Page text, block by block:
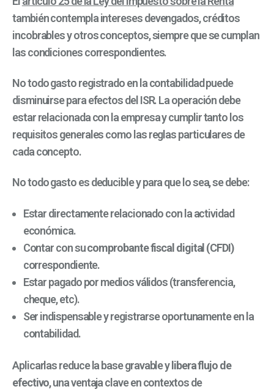
también contempla intereses devengados, créditos
incobrables y otros conceptos, siempre que se cumplan
las condiciones correspondientes.
No todo gasto registrado en la contabilidad puede
disminuirse para efectos del ISR. La operación debe
estar relacionada con la empresa y cumplir tanto los
requisitos generales como las reglas particulares de
cada concepto.
No todo gasto es deducible y para que lo sea, se debe:
Estar directamente relacionado con la actividad
económica.
Contar con sucomprobante fiscal digital (CFDI)
correspondiente.
Estar pagado por medios válidos (transferencia,
cheque, etc).
Ser indispensable y registrarse oportunamente en la
contabilidad.
Aplicarlas reduce la base gravable ylibera flujo de
efectivo, una ventaja clave en contextos de